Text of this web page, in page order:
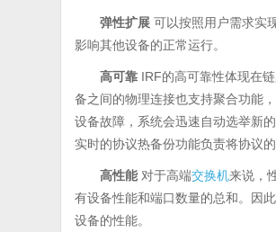
弹性扩展 可以按照用户需求实
影响其他设备的正常运行。
高可靠 IRF的高可靠性体现在
备之间的物理连接也支持聚合功能
设备故障，系统会迅速自动选举新
实时的协议热备份功能负责将协议
高性能对于高端交换机来说，
有设备性能和端口数量的总和。因
设备的性能。